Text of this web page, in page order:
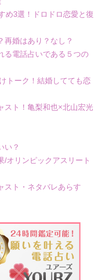
め3選！ドロドロ恋愛と復
再婚はあり？なし？
る電話占いである５つの
トーク！結婚してても恋
スト！亀梨和也×北山宏光
い？
/オリンピックアスリート
スト・ネタバレあらす